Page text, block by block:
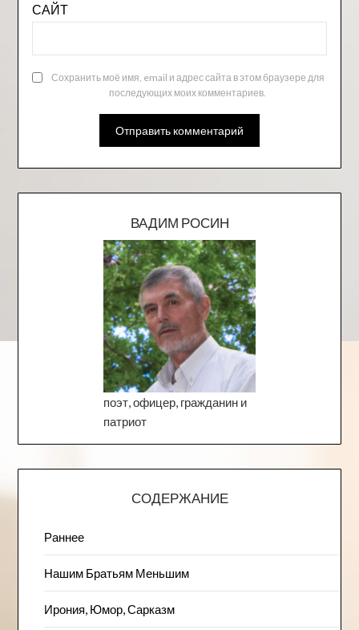
САЙТ
Сохранить моё имя, email и адрес сайта в этом браузере для
последующих моих комментариев.
ВАДИМ РОСИН
поэт, офицер, гражданин и
патриот
СОДЕРЖАНИЕ
Раннее
Нашим Братьям Меньшим
Ирония, Юмор, Сарказм